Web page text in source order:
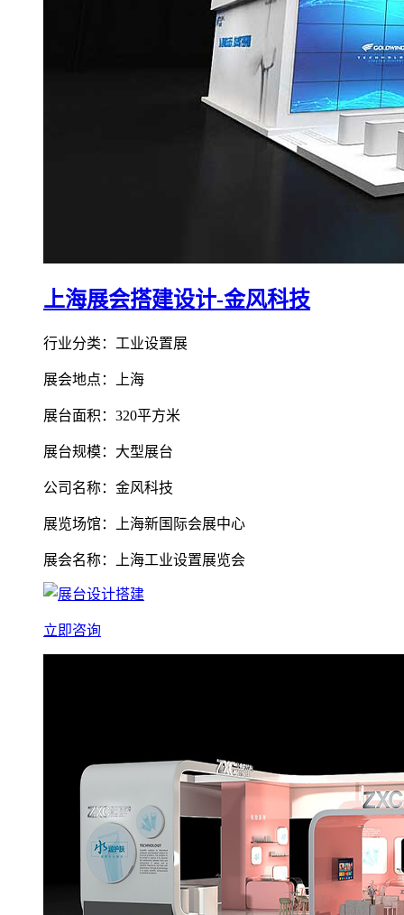
上海展会搭建设计-金风科技
行业分类：工业设置展
展会地点：上海
展台面积：320平方米
展台规模：大型展台
公司名称：金风科技
展览场馆：上海新国际会展中心
展会名称：上海工业设置展览会
立即咨询